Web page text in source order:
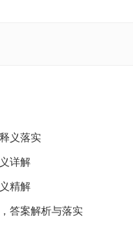
义落实
详解
精解
答案解析与落实